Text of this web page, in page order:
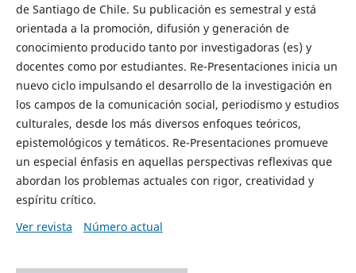
de Santiago de Chile. Su publicación es semestral y está
orientada a la promoción, difusión y generación de
conocimiento producido tanto por investigadoras (es) y
docentes como por estudiantes. Re-Presentaciones inicia un
nuevo ciclo impulsando el desarrollo de la investigación en
los campos de la comunicación social, periodismo y estudios
culturales, desde los más diversos enfoques teóricos,
epistemológicos y temáticos. Re-Presentaciones promueve
un especial énfasis en aquellas perspectivas reflexivas que
abordan los problemas actuales con rigor, creatividad y
espíritu crítico.
Ver revista
Número actual